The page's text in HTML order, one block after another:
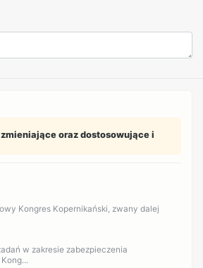
zmieniające oraz dostosowujące i
Kongres Kopernikański, zwany dalej
w zakresie zabezpieczenia